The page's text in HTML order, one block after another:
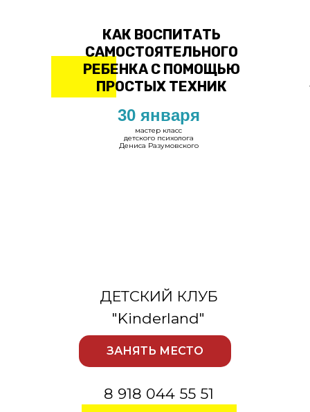
КАК ВОСПИТАТЬ
САМОСТОЯТЕЛЬНОГО
РЕБЕНКА С ПОМОЩЬЮ
ПРОСТЫХ ТЕХНИК
мастер класс
детского психолога
Дениса Разумовского
8 918 044 55 51
30 января
ДЕТСКИЙ КЛУБ
"Kinderland"
ЗАНЯТЬ МЕСТО